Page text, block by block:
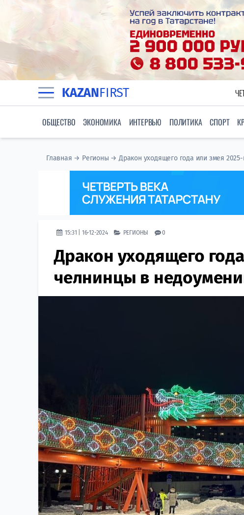
KAZANFIRST
ОБЩЕСТВО ЭКОНОМИКА ИНТЕРВЬЮ ПОЛИТИКА СПОРТ
Главная → Регионы →Дракон уходящего года или змея
15:31 | 16-12-2024 РЕГИОНЫ 0
Дракон уходящего
челнинцы в